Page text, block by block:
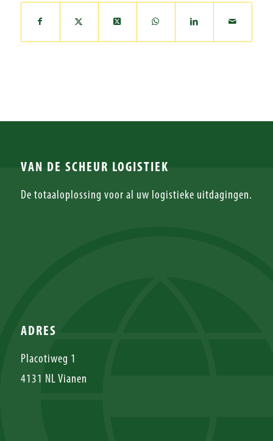
VAN DE SCHEUR LOGISTIEK
De totaaloplossing voor al uw logistieke uitdagingen.
ADRES
Placotiweg 1
4131 NL Vianen